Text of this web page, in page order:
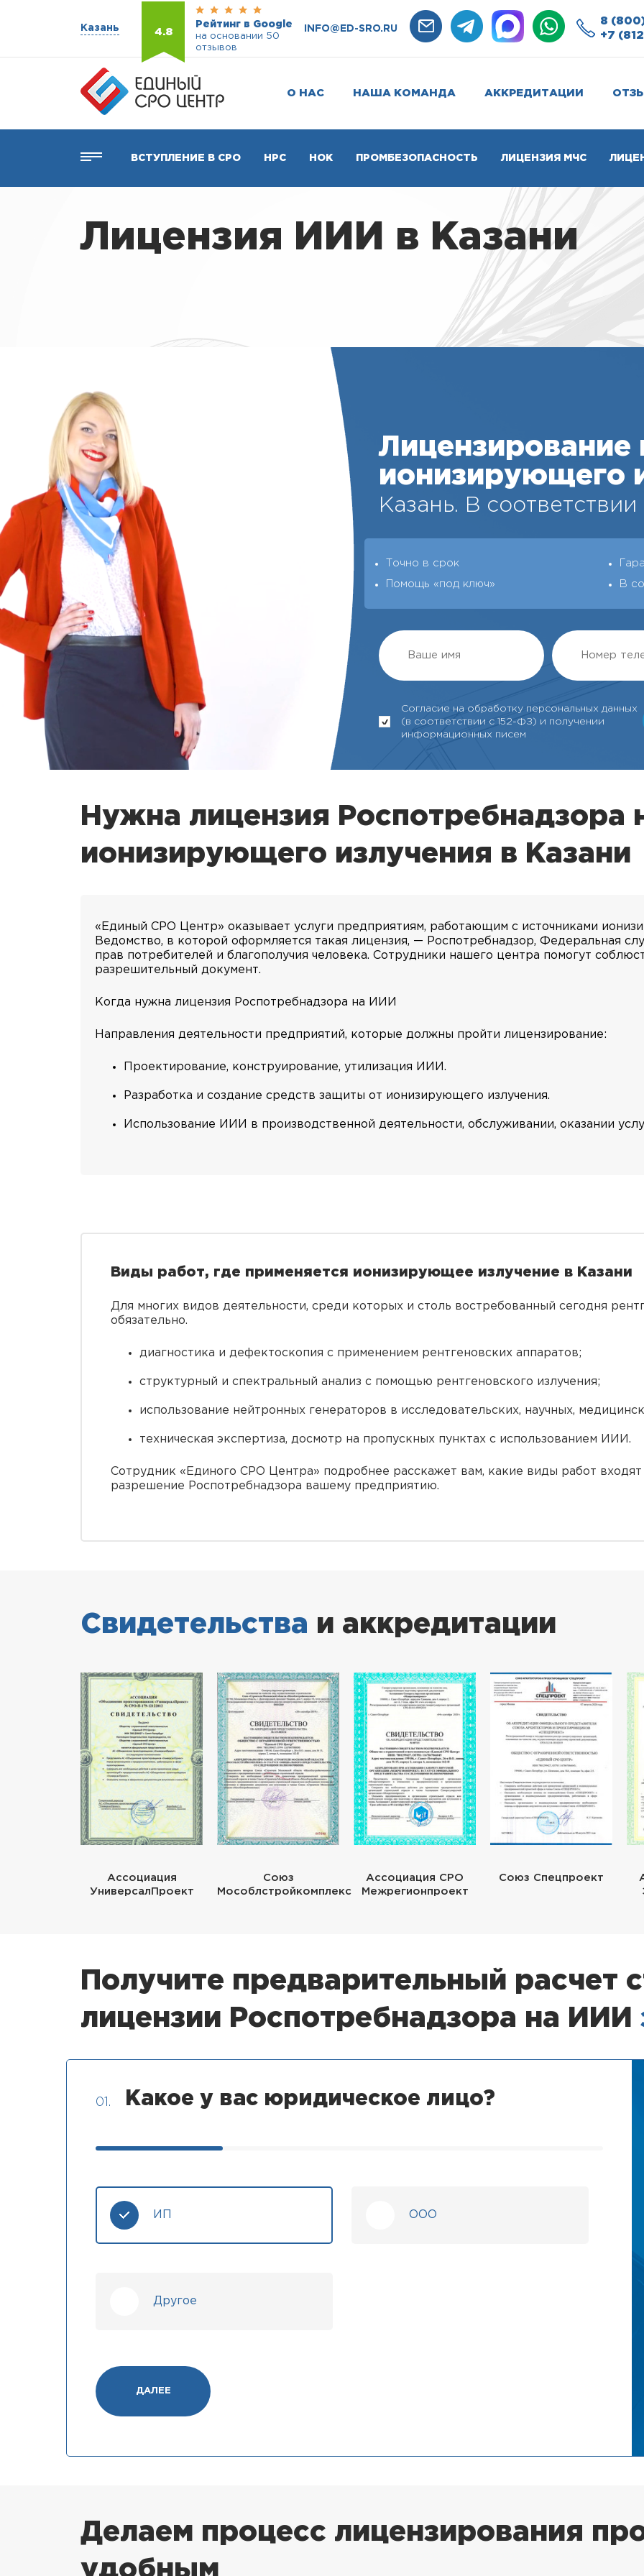
Казань 4.8
Рейтинг в Google
на основании 50
отзывов
INFO@ED-SRO.RU
8
+7
О НАС НАША КОМАНДА АККРЕДИТАЦИИ
ВСТУПЛЕНИЕ В СРО НРС НОК ПРОМБЕЗОПАСНОСТЬ ЛИЦЕНЗИЯ МЧС
Лицензия ИИИ в Казани
Лицензирование
ионизирующего
Казань. В
Точно в срок
Помощь «под ключ» В
Согласие на обработку персональных данных
(в соответствии с 152-ФЗ) и получении
информационных писем
Нужна лицензия Роспотребнадзора
ионизирующего излучения в Казани
«Единый СРО Центр» оказывает услуги предприятиям, работающим с источниками
Ведомство, в которой оформляется такая лицензия, — Роспотребнадзор, Федеральная
прав потребителей и благополучия человека. Сотрудники нашего центра помогут
разрешительный документ.
Когда нужна лицензия Роспотребнадзора на ИИИ
Направления деятельности предприятий, которые должны пройти лицензирование:
Проектирование, конструирование, утилизация ИИИ.
Разработка и создание средств защиты от ионизирующего излучения.
Использование ИИИ в производственной деятельности, обслуживании, оказании
Виды работ, где применяется ионизирующее излучение в Казани
Для многих видов деятельности, среди которых и столь востребованный сегодня
обязательно.
диагностика и дефектоскопия с применением рентгеновских аппаратов;
структурный и спектральный анализ с помощью рентгеновского излучения;
использование нейтронных генераторов в исследовательских, научных,
техническая экспертиза, досмотр на пропускных пунктах с использованием ИИИ.
Сотрудник «Единого СРО Центра» подробнее расскажет вам, какие виды работ
разрешение Роспотребнадзора вашему предприятию.
Свидетельства и аккредитации
Ассоциация
УниверсалПроект
Союз
Мособлстройкомплекс
Ассоциация СРО
Межрегионпроект
Союз Спецпроект
Получите предварительный расчет
лицензии Роспотребнадзора на ИИИ
01. Какое у вас юридическое лицо?
ИП ООО
Другое
ДАЛЕЕ
Делаем процесс лицензирования
удобным